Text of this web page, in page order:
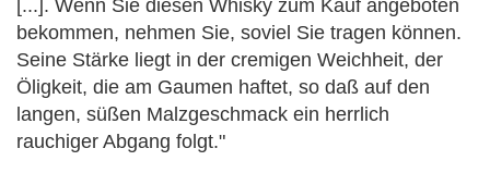
[...]. Wenn Sie diesen Whisky zum Kauf angeboten
bekommen, nehmen Sie, soviel Sie tragen können.
Seine Stärke liegt in der cremigen Weichheit, der
Öligkeit, die am Gaumen haftet, so daß auf den
langen, süßen Malzgeschmack ein herrlich
rauchiger Abgang folgt."